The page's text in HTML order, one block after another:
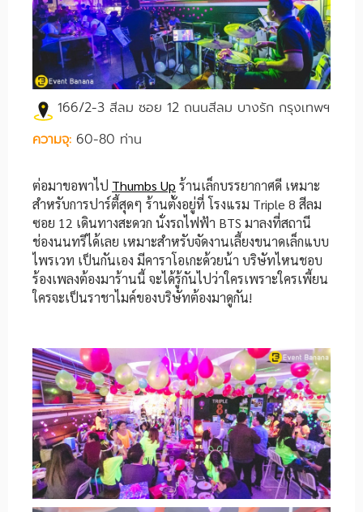
166/2-3 สีลม ซอย 12 ถนนสีลม บางรัก กรุงเทพฯ
ความจุ: 60-80 ท่าน
ต่อมาขอพาไป Thumbs Up ร้านเล็กบรรยากาศดี เหมาะ
สำหรับการปาร์ตี้สุดๆ ร้านตั้งอยู่ที่ โรงแรม Triple 8 สีลม
ซอย 12 เดินทางสะดวก นั่งรถไฟฟ้า BTS มาลงที่สถานี
ช่องนนทรีได้เลย เหมาะสำหรับจัดงานเลี้ยงขนาดเล็กแบบ
ไพรเวท เป็นกันเอง มีคาราโอเกะด้วยน้า บริษัทไหนชอบ
ร้องเพลงต้องมาร้านนี้ จะได้รู้กันไปว่าใครเพราะใครเพี้ยน
ใครจะเป็นราชาไมค์ของบริษัทต้องมาดูกัน!